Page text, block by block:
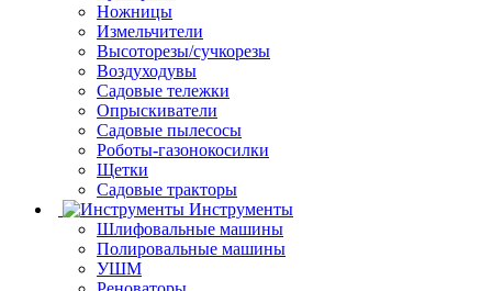
Ножницы
Измельчители
Высоторезы/сучкорезы
Воздуходувы
Садовые тележки
Опрыскиватели
Садовые пылесосы
Роботы-газонокосилки
Щетки
Садовые тракторы
Инструменты
Шлифовальные машины
Полировальные машины
УШМ